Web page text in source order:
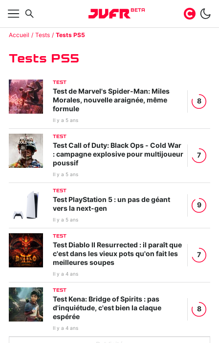
BETA
Accueil Tests Tests PS5
Tests PS5
TEST
Test de Marvel's Spider-Man: Miles
Morales, nouvelle araignée, même
formule
Il y a 5 ans
8
TEST
Test Call of Duty: Black Ops - Cold War
: campagne explosive pour multijoueur
poussif
Il y a 5 ans
7
TEST
Test PlayStation 5 : un pas de géant
vers la next-gen
Il y a 5 ans
9
TEST
Test Diablo II Resurrected : il paraît que
c'est dans les vieux pots qu'on fait les
meilleures soupes
Il y a 4 ans
7
TEST
Test Kena: Bridge of Spirits : pas
d'inquiétude, c'est bien la claque
espérée
Il y a 4 ans
8